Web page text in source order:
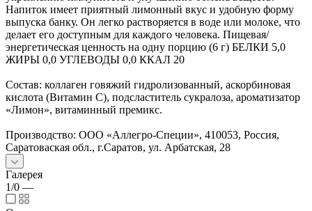
Напиток имеет приятный лимонный вкус и удобную форму
выпуска банку. Он легко растворяется в воде или молоке, что
делает его доступным для каждого человека. Пищевая/
энергетическая ценность на одну порцию (6 г) БЕЛКИ 5,0
ЖИРЫ 0,0 УГЛЕВОДЫ 0,0 ККАЛ 20
Состав: коллаген говяжий гидролизованный, аскорбиновая
кислота (Витамин С), подсластитель сукралоза, ароматизатор
«Лимон», витаминный премикс.
Производство: ООО «Аллегро-Специи», 410053, Россия,
Саратоваская обл., г.Саратов, ул. Арбатская, 28
Галерея
1/0 —